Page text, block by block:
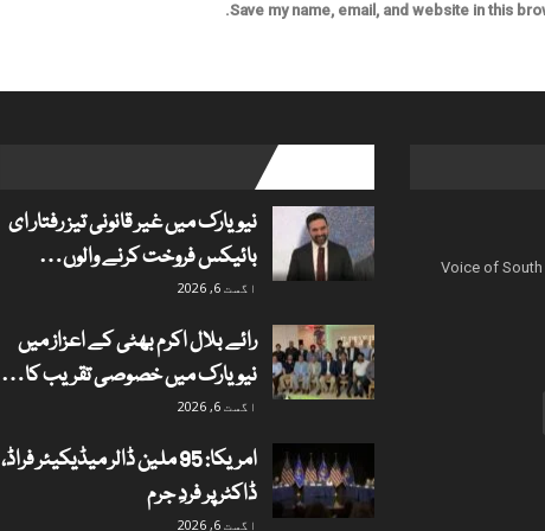
Save my name, email, and website in this
Voice of South
نیویارک میں غیر قانونی تیز رفتار ای
بائیکس فروخت کرنے والوں…
اگست 6, 2026
رائے بلال اکرم بھٹی کے اعزاز میں
نیویارک میں خصوصی تقریب کا…
اگست 6, 2026
امریکا: 95 ملین ڈالر میڈیکیئر فراڈ،
ڈاکٹر پر فردِ جرم
اگست 6, 2026